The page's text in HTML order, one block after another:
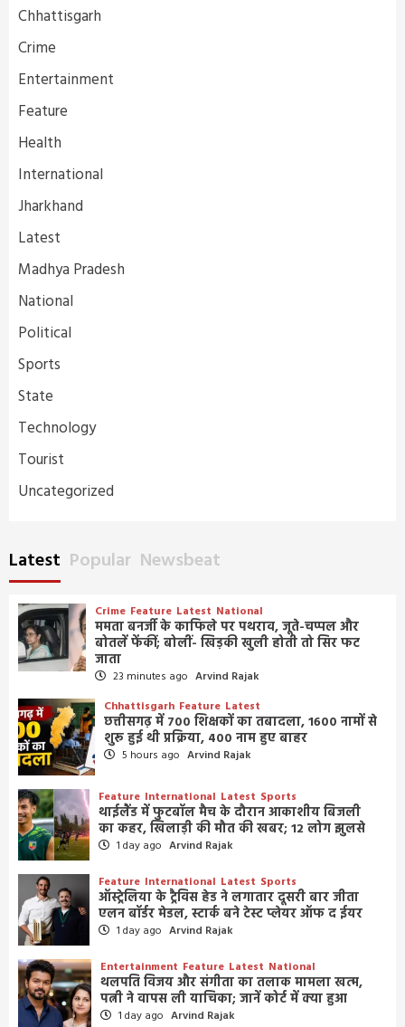
Chhattisgarh
Crime
Entertainment
Feature
Health
International
Jharkhand
Latest
Madhya Pradesh
National
Political
Sports
State
Technology
Tourist
Uncategorized
Latest Popular Newsbeat
Crime Feature Latest National
ममता बनर्जी के काफिले पर पथराव, जूते-चप्पल और
बोतलें फेंकीं; बोलीं- खिड़की खुली होती तो सिर फट
जाता
23 minutes ago Arvind Rajak
Chhattisgarh Feature Latest
छत्तीसगढ़ में 700 शिक्षकों का तबादला, 1600 नामों से
शुरू हुई थी प्रक्रिया, 400 नाम हुए बाहर
5 hours ago Arvind Rajak
Feature International Latest Sports
थाईलैंड में फुटबॉल मैच के दौरान आकाशीय बिजली
का कहर, खिलाड़ी की मौत की खबर; 12 लोग झुलसे
1 day ago Arvind Rajak
Feature International Latest Sports
ऑस्ट्रेलिया के ट्रैविस हेड ने लगातार दूसरी बार जीता
एलन बॉर्डर मेडल, स्टार्क बने टेस्ट प्लेयर ऑफ द ईयर
1 day ago Arvind Rajak
Entertainment Feature Latest National
थलपति विजय और संगीता का तलाक मामला खत्म,
पत्नी ने वापस ली याचिका; जानें कोर्ट में क्या हुआ
1 day ago Arvind Rajak